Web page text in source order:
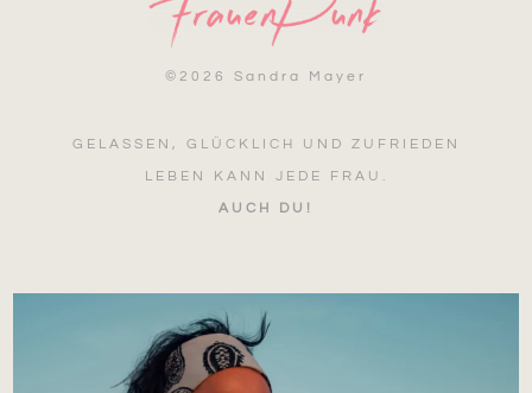
© 2026 Sandra Mayer
GELASSEN, GLÜCKLICH UND ZUFRIEDEN
LEBEN KANN JEDE FRAU.
AUCH DU!